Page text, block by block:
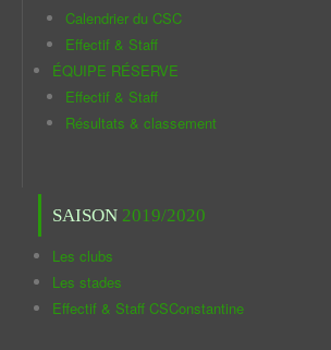
Calendrier du CSC
Effectif & Staff
ÉQUIPE RÉSERVE
Effectif & Staff
Résultats & classement
SAISON 2019/2020
Les clubs
Les stades
Effectif & Staff CSConstantine